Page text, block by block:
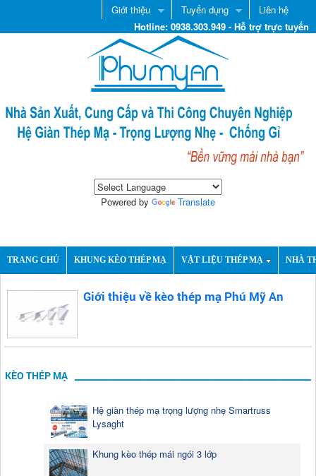
Giới thiệu Tuyển dụng
Liên hệ
Hotline: 0938.303.949 - Hỗ trợ trực tuyến
Powered by Translate
TRANG CHỦ KHUNG KÈO THÉP MẠ VẬT LIỆU THÉP MẠ NHÀ
Giới thiệu về kèo thép mạ Phú Mỹ An
KÈO THÉP MẠ
Hệ giàn thép mạ trọng lượng nhẹ Smartruss
Lysaght
Khung kèo thép mái ngói 3 lớp